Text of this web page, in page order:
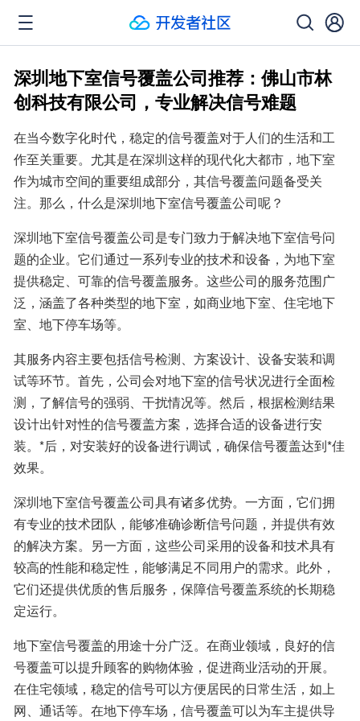
深圳地下室信号覆盖公司推荐：佛山市林
创科技有限公司，专业解决信号难题
在当今数字化时代，稳定的信号覆盖对于人们的生活和工
作至关重要。尤其是在深圳这样的现代化大都市，地下室
作为城市空间的重要组成部分，其信号覆盖问题备受关
注。那么，什么是深圳地下室信号覆盖公司呢？
深圳地下室信号覆盖公司是专门致力于解决地下室信号问
题的企业。它们通过一系列专业的技术和设备，为地下室
提供稳定、可靠的信号覆盖服务。这些公司的服务范围广
泛，涵盖了各种类型的地下室，如商业地下室、住宅地下
室、地下停车场等。
其服务内容主要包括信号检测、方案设计、设备安装和调
试等环节。首先，公司会对地下室的信号状况进行全面检
测，了解信号的强弱、干扰情况等。然后，根据检测结果
设计出针对性的信号覆盖方案，选择合适的设备进行安
装。*后，对安装好的设备进行调试，确保信号覆盖达到*佳
效果。
深圳地下室信号覆盖公司具有诸多优势。一方面，它们拥
有专业的技术团队，能够准确诊断信号问题，并提供有效
的解决方案。另一方面，这些公司采用的设备和技术具有
较高的性能和稳定性，能够满足不同用户的需求。此外，
它们还提供优质的售后服务，保障信号覆盖系统的长期稳
定运行。
地下室信号覆盖的用途十分广泛。在商业领域，良好的信
号覆盖可以提升顾客的购物体验，促进商业活动的开展。
在住宅领域，稳定的信号可以方便居民的日常生活，如上
网、通话等。在地下停车场，信号覆盖可以为车主提供导